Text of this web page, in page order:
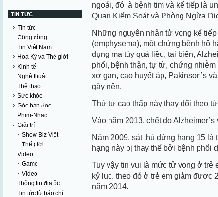
TIN TỨC
Tin tức
Cộng đồng
Tin Việt Nam
Hoa Kỳ và Thế giới
Kinh tế
Nghệ thuật
Thể thao
Sức khỏe
Góc bạn đọc
Phim-Nhạc
Giải trí
Show Biz Việt
Thế giới
Video
Game
Video
Thông tin địa ốc
Tin tức từ báo chí
ngoái, đó là bệnh tim và kế tiếp là
Quan Kiểm Soát và Phòng Ngừa
Những nguyên nhân tử vong kế
(emphysema), một chứng bệnh hô
dụng ma túy quá liều, tai biến,
phổi, bệnh thận, tự tử, chứng
xơ gan, cao huyết áp, Pakinson’s
gây nên.
Thứ tự cao thấp này thay đổi theo
Vào năm 2013, chết do
Năm 2009, sát thủ đứng hạng 15
hạng này bị thay thế bởi bệnh phổi
Tuy vậy tin vui là mức tử vong ở
kỷ lục, theo đó ở trẻ em giảm được
năm 2014.